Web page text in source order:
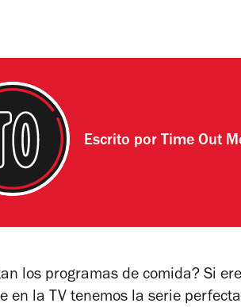
Escrito por Time Out
los programas de comida? Si
en la TV tenemos la serie